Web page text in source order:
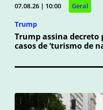
07.08.26 | 10:00 Geral
Trump
Trump assina decreto
casos de ‘turismo de